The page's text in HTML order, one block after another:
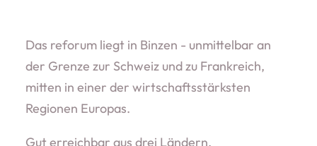
Das reforum liegt in Binzen - unmittelbar an
der Grenze zur Schweiz und zu Frankreich,
mitten in einer der wirtschaftsstärksten
Regionen Europas.
Gut erreichbar aus drei Ländern.